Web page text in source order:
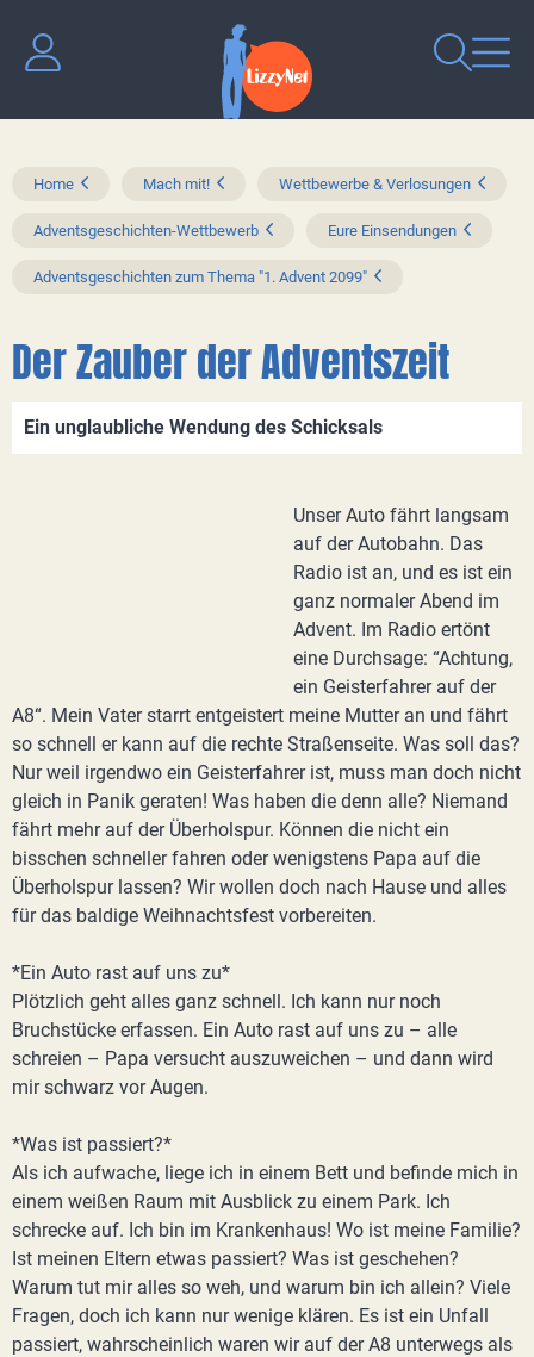
Home Mach mit! Wettbewerbe & Verlosungen
Adventsgeschichten-Wettbewerb Eure Einsendungen
Adventsgeschichten zum Thema "1. Advent 2099"
Der Zauber der Adventszeit
Ein unglaubliche Wendung des Schicksals
Unser Auto fährt langsam
auf der Autobahn. Das
Radio ist an, und es ist ein
ganz normaler Abend im
Advent. Im Radio ertönt
eine Durchsage: “Achtung,
ein Geisterfahrer auf der
A8“. Mein Vater starrt entgeistert meine Mutter an und fährt
so schnell er kann auf die rechte Straßenseite. Was soll das?
Nur weil irgendwo ein Geisterfahrer ist, muss man doch nicht
gleich in Panik geraten! Was haben die denn alle? Niemand
fährt mehr auf der Überholspur. Können die nicht ein
bisschen schneller fahren oder wenigstens Papa auf die
Überholspur lassen? Wir wollen doch nach Hause und alles
für das baldige Weihnachtsfest vorbereiten.
*Ein Auto rast auf uns zu*
Plötzlich geht alles ganz schnell. Ich kann nur noch
Bruchstücke erfassen. Ein Auto rast auf uns zu – alle
schreien – Papa versucht auszuweichen – und dann wird
mir schwarz vor Augen.
*Was ist passiert?*
Als ich aufwache, liege ich in einem Bett und befinde mich in
einem weißen Raum mit Ausblick zu einem Park. Ich
schrecke auf. Ich bin im Krankenhaus! Wo ist meine Familie?
Ist meinen Eltern etwas passiert? Was ist geschehen?
Warum tut mir alles so weh, und warum bin ich allein? Viele
Fragen, doch ich kann nur wenige klären. Es ist ein Unfall
passiert, wahrscheinlich waren wir auf der A8 unterwegs als